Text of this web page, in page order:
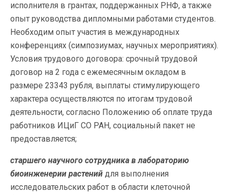
исполнителя в грантах, поддержанных РНФ, а также
опыт руководства дипломными работами студентов.
Необходим опыт участия в международных
конференциях (симпозиумах, научных мероприятиях).
Условия трудового договора: срочный трудовой
договор на 2 года с ежемесячным окладом в
размере 23343 рубля, выплаты стимулирующего
характера осуществляются по итогам трудовой
деятельности, согласно Положению об оплате труда
работников ИЦиГ СО РАН, социальный пакет не
предоставляется;
старшего научного сотрудника в лабораторию
биоинженерии растений для выполнения
исследовательских работ в области клеточной